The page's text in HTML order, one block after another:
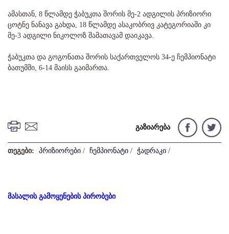
ამასთან, 8 წლამდე ჭაბუკთა შორის მე-2 ადგილის პრიზიორი
ცოტნე ნანავა გახდა, 18 წლამდე ასაკობრივ კატეგორიაში კი
მე-3 ადგილი ნიკოლოზ შამათავამ დაიკავა.
ჭაბუკთა და გოგონათა შორის საქართველოს 34-ე ჩემპიონატი
ბათუმში, 6-14 მაისს გაიმართა.
გაზიარება
თეგები: პრიზიორები / ჩემპიონატი / ჭადრაკი /
მასალის გამოყენების პირობები